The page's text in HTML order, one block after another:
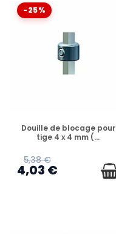
-25%
EN STOCK
Douille de blocage pour
tige 4 x 4 mm (...
5,38 €
4,03 €